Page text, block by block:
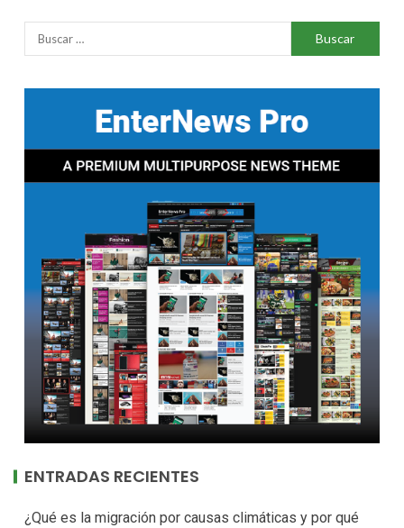
ENTRADAS RECIENTES
¿Qué es la migración por causas climáticas y por qué